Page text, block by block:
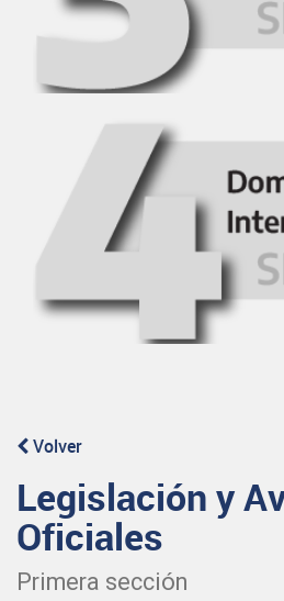
Volver
Legislación y
Oficiales
Primera sección